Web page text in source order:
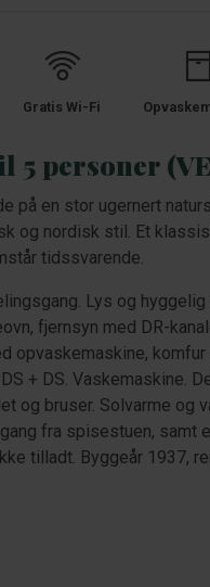
Gratis Wi-Fi
personer
på en stor ugernert
og nordisk stil. Et
tidssvarende.
Lys og
fjernsyn med DR-
opvaskemaskine,
+ DS. Vaskemaskine.
bruser. Solvarme og
fra spisestuen, samt
tilladt. Byggeår 1937,